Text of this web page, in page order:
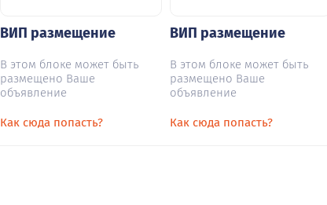
ВИП размещение
В этом блоке может быть
размещено Ваше
объявление
Как сюда попасть?
ВИП размещение
В этом блоке может быть
размещено Ваше
объявление
Как сюда попасть?